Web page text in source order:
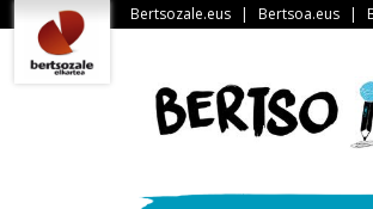
Bertsozale.eus | Bertsoa.eus |